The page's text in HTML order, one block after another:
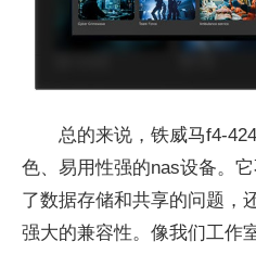
总的来说，铁威马f4-
色、易用性强的nas设备。
了数据存储和共享的问题，
强大的兼容性。像我们工作